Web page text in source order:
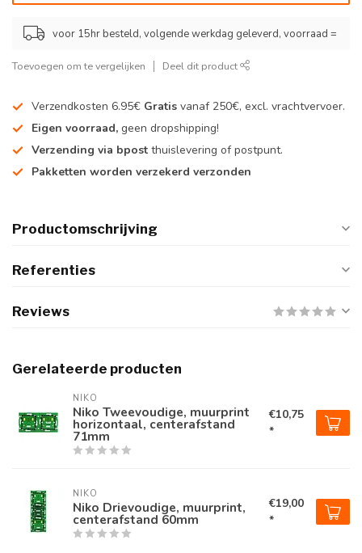
voor 15hr besteld, volgende werkdag geleverd, voorraad =
Toevoegen om te vergelijken Deel dit product
Verzendkosten 6.95€ Gratis vanaf 250€, excl. vrachtvervoer.
Eigen voorraad, geen dropshipping!
Verzending via bpost thuislevering of postpunt.
Pakketten worden verzekerd verzonden
Productomschrijving
Referenties
Reviews
Gerelateerde producten
NIKO
Niko Tweevoudige, muurprint
horizontaal, centerafstand
71mm
€10,75
*
NIKO
Niko Drievoudige, muurprint,
centerafstand 60mm
€19,00
*